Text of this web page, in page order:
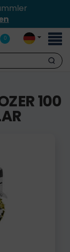
0
Suche
100